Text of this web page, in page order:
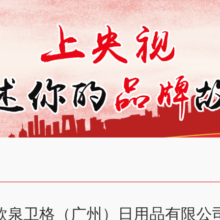
泉卫格（广州）日用品有限公